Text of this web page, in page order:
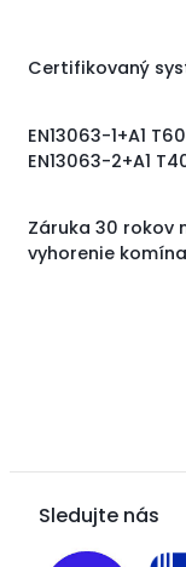
Certifikovaný
EN13063-1+A1
EN13063-2+A1
Záruka 30 rokov
vyhorenie
Sledujte nás